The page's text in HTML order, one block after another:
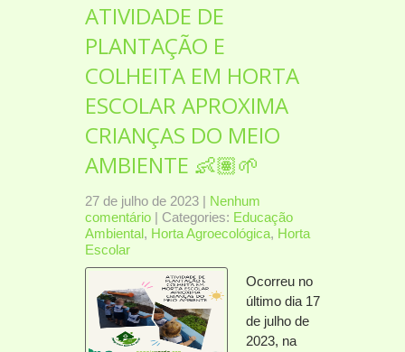
ATIVIDADE DE
PLANTAÇÃO E
COLHEITA EM HORTA
ESCOLAR APROXIMA
CRIANÇAS DO MEIO
AMBIENTE 👶🏽🌱
27 de julho de 2023 | Nenhum
comentário | Categories: Educação
Ambiental, Horta Agroecológica, Horta
Escolar
Ocorreu no
último dia 17
de julho de
2023, na